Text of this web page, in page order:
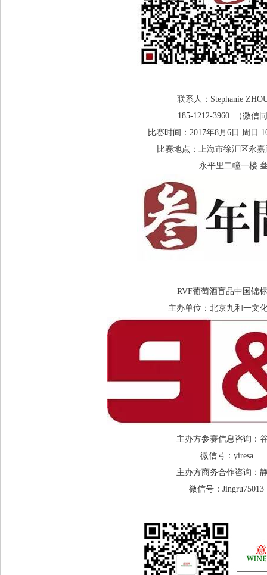
联系人：Stephanie
185-1212-3960 （微信
比赛时间：2017年8月6日 周日
比赛地点：上海市徐汇区永
永平里二幢一楼 叁
RVF葡萄酒盲品中国锦
主办单位：北京九和一文
主办方参赛信息咨询：
微信号：yiresa
主办方商务合作咨询：
微信号：Jingru75013